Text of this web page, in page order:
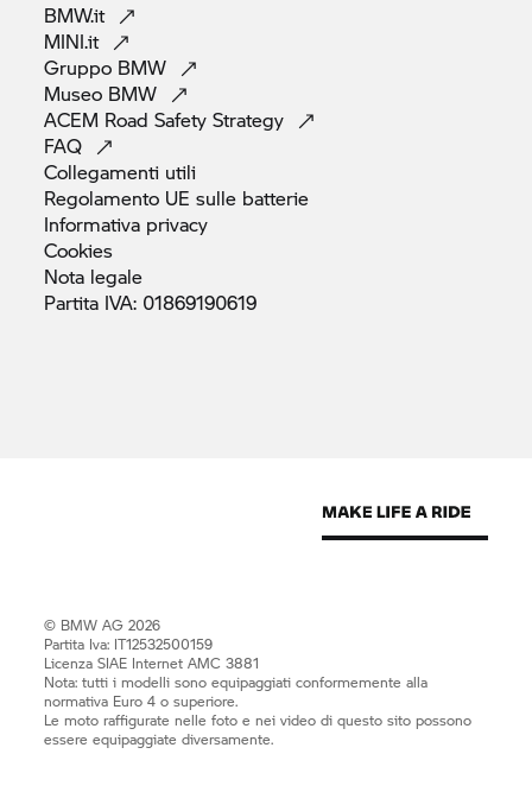
BMW.it
MINI.it
Gruppo BMW
Museo BMW
ACEM Road SafetyStrategy
FAQ
Collegamenti utili
Regolamento UE sulle batterie
Informativa privacy
Cookies
Nota legale
Partita IVA: 01869190619
© BMW AG 2026
Partita Iva: IT12532500159
Licenza SIAE Internet AMC 3881
Nota: tutti i modelli sono equipaggiati conformemente alla
normativa Euro 4 o superiore.
Le moto raffigurate nelle foto e nei video di questo sito possono
essere equipaggiate diversamente.